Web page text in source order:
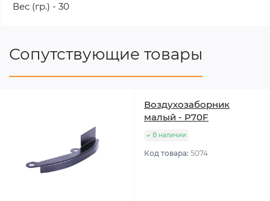
Вес (гр.) - 30
Сопутствующие товары
Воздухозаборник
малый - P70F
В наличии
Код товара: 5074